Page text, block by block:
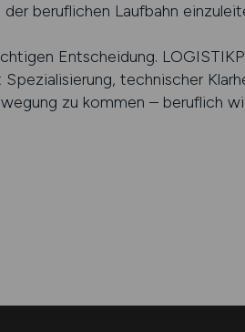
beruflichen Laufbahn
Entscheidung.
technischer
zu kommen – beruflich